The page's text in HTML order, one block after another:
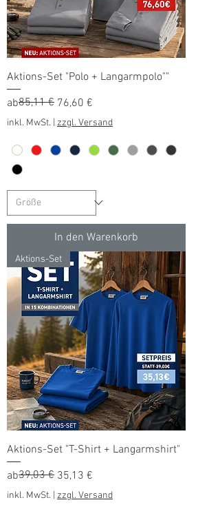
Aktions-Set "Polo + Langarmpolo""
ab
Standardpreis
85,11 € 76,60 €
Sale-Preis
inkl. MwSt. | zzgl. Versand
In den Warenkorb
Aktions-Set
Aktions-Set "T-Shirt + Langarmshirt"
ab
Standardpreis
39,03 € 35,13 €
Sale-Preis
inkl. MwSt. zzgl. Versand